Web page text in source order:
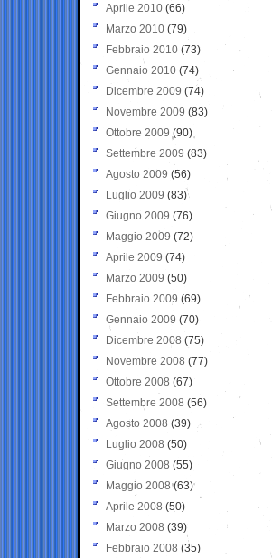
Aprile 2010 (66)
Marzo 2010 (79)
Febbraio 2010 (73)
Gennaio 2010 (74)
Dicembre 2009 (74)
Novembre 2009 (83)
Ottobre 2009 (90)
Settembre 2009 (83)
Agosto 2009 (56)
Luglio 2009 (83)
Giugno 2009 (76)
Maggio 2009 (72)
Aprile 2009 (74)
Marzo 2009 (50)
Febbraio 2009 (69)
Gennaio 2009 (70)
Dicembre 2008 (75)
Novembre 2008 (77)
Ottobre 2008 (67)
Settembre 2008 (56)
Agosto 2008 (39)
Luglio 2008 (50)
Giugno 2008 (55)
Maggio 2008(63)
Aprile 2008 (50)
Marzo 2008 (39)
Febbraio 2008 (35)